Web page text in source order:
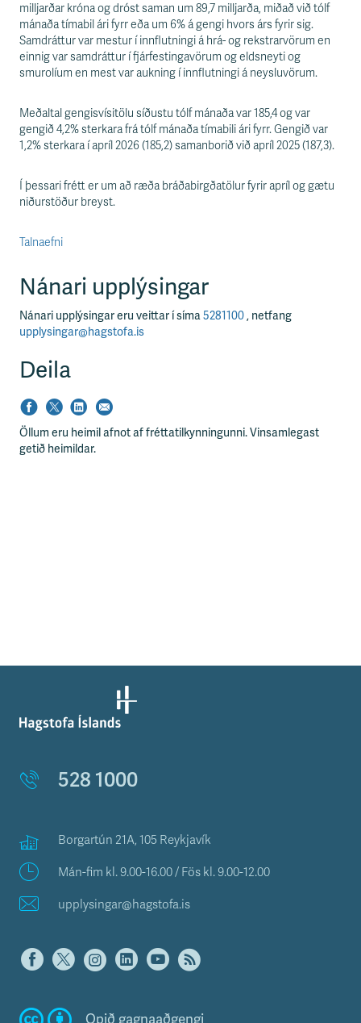
milljarðar króna og dróst saman um 89,7 milljarða, miðað við tólf
mánaða tímabil ári fyrr eða um 6% á gengi hvors árs fyrir sig.
Samdráttur var mestur í innflutningi á hrá- og rekstrarvörum en
einnig var samdráttur í fjárfestingavörum og eldsneyti og
smurolíum en mest var aukning í innflutningi á neysluvörum.
Meðaltal gengisvísitölu síðustu tólf mánaða var 185,4 og var
gengið 4,2% sterkara frá tólf mánaða tímabili ári fyrr. Gengið var
1,2% sterkara í apríl 2026 (185,2) samanborið við apríl 2025 (187,3).
Í þessari frétt er um að ræða bráðabirgðatölur fyrir apríl og gætu
niðurstöður breyst.
Talnaefni
Nánari upplýsingar
Nánari upplýsingar eru veittar í síma5281100, netfang
upplysingar@hagstofa.is
Deila
Öllum eru heimil afnot af fréttatilkynningunni. Vinsamlegast
getið heimildar.
528 1000
Borgartún 21A, 105 Reykjavík
Mán-fim kl. 9.00-16.00 / Fös kl. 9.00-12.00
upplysingar@hagstofa.is
Opið gagnaaðgengi